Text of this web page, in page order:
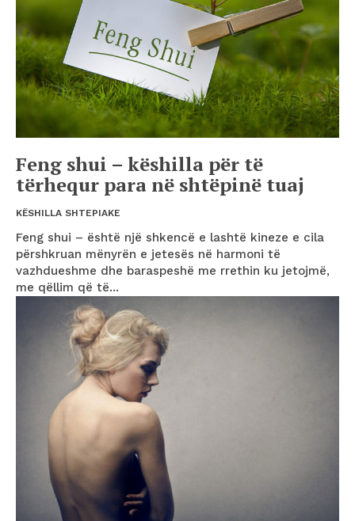
Feng shui – këshilla për të
tërhequr para në shtëpinë tuaj
KËSHILLA SHTEPIAKE
Feng shui – është një shkencë e lashtë kineze e cila
përshkruan mënyrën e jetesës në harmoni të
vazhdueshme dhe baraspeshë me rrethin ku jetojmë,
me qëllim që të...